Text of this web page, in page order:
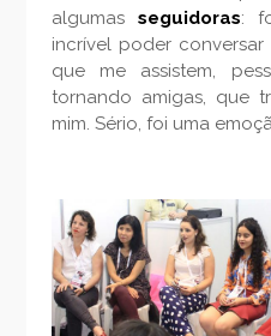
algumas seguidoras:
incrível poder
que me assistem,
tornando amigas, que
mim. Sério, foi uma